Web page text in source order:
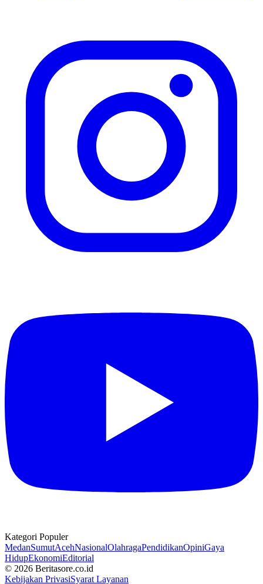
Kategori Populer
MedanSumutAcehNasionalOlahragaPendidikanOpiniGaya
HidupEkonomiEditorial
© 2026 Beritasore.co.id
Kebijakan PrivasiSyarat Layanan